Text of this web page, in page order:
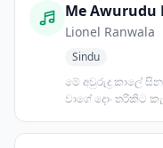
Me Awurudu
Lionel Ranwala
Sindu
මේ අවුරුදු කාලේ
වාගේ දොං තරිකිට